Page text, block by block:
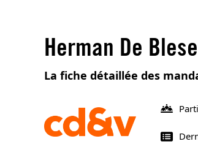
Herman De
La fiche détaillée des